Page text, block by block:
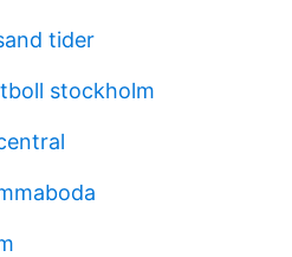
tider
stockholm